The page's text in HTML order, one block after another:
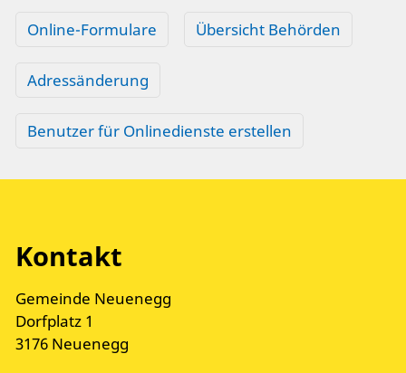
Online-Formulare Übersicht Behörden
Adressänderung
Benutzer für Onlinedienste erstellen
Kontakt
Gemeinde Neuenegg
Dorfplatz 1
3176 Neuenegg